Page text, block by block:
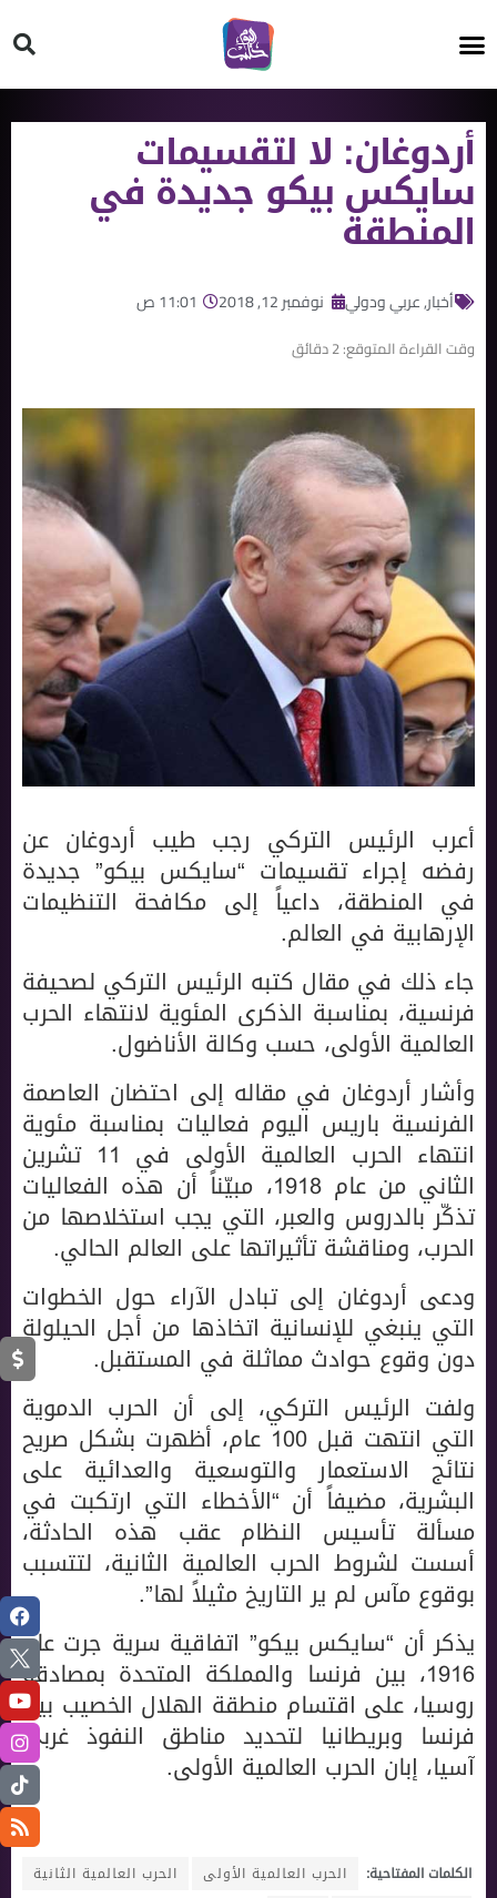
أردوغان: لا لتقسيمات
سايكس بيكو جديدة في
المنطقة
أخبار,عربي ودولي نوفمبر 12, 2018 11:01 ص
وقت القراءة المتوقع:2دقائق
أعرب الرئيس التركي رجب طيب أردوغان عن
رفضه إجراء تقسيمات “سايكس بيكو” جديدة
في المنطقة، داعياً إلى مكافحة التنظيمات
الإرهابية في العالم.
جاء ذلك في مقال كتبه الرئيس التركي لصحيفة
فرنسية، بمناسبة الذكرى المئوية لانتهاء الحرب
العالمية الأولى، حسب وكالة الأناضول.
وأشار أردوغان في مقاله إلى احتضان العاصمة
الفرنسية باريس اليوم فعاليات بمناسبة مئوية
انتهاء الحرب العالمية الأولى في 11 تشرين
الثاني من عام 1918، مبيّناً أن هذه الفعاليات
تذكّر بالدروس والعبر، التي يجب استخلاصها من
الحرب، ومناقشة تأثيراتها على العالم الحالي.
ودعى أردوغان إلى تبادل الآراء حول الخطوات
التي ينبغي للإنسانية اتخاذها من أجل الحيلولة
دون وقوع حوادث مماثلة في المستقبل.
ولفت الرئيس التركي، إلى أن الحرب الدموية
التي انتهت قبل 100 عام، أظهرت بشكل صريح
نتائج الاستعمار والتوسعية والعدائية على
البشرية، مضيفاً أن “الأخطاء التي ارتكبت في
مسألة تأسيس النظام عقب هذه الحادثة،
أسست لشروط الحرب العالمية الثانية، لتتسبب
بوقوع مآس لم ير التاريخ مثيلاً لها”.
يذكر أن “سايكس بيكو” اتفاقية سرية جرت عام
1916، بين فرنسا والمملكة المتحدة بمصادقة
روسيا، على اقتسام منطقة الهلال الخصيب بين
فرنسا وبريطانيا لتحديد مناطق النفوذ غربي
آسيا، إبان الحرب العالمية الأولى.
الكلمات المفتاحية: الحرب العالمية الأولى
الحرب العالمية الثانية